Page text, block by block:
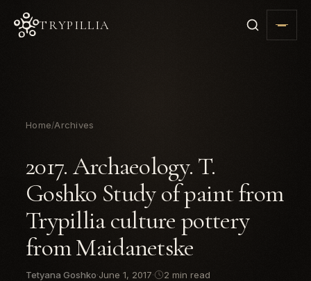
TRYPILLIA
Home/Archives
2017. Archaeology. T.
Goshko Study of paint from
Trypillia culture pottery
from Maidanetske
Tetyana Goshko·June 1, 2017· 2 min read